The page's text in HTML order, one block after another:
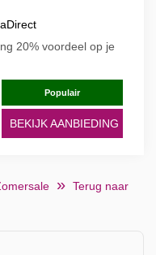
20% voordeel op je
Populair
BEKIJK AANBIEDING
Terug naar